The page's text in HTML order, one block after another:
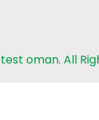
oman. All